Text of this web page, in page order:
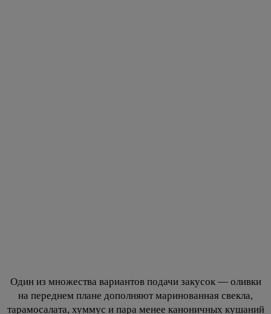
Один из множества вариантов подачи закусок — оливки
на переднем плане дополняют маринованная свекла,
тарамосалата, хуммус и пара менее каноничных кушаний